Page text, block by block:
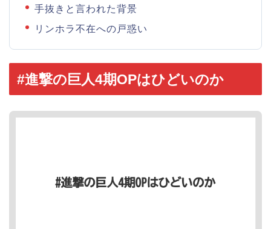
手抜きと言われた背景
リンホラ不在への戸惑い
#進撃の巨人4期OPはひどいのか